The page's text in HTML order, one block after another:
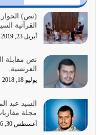
الغاية من الصلاة هو ذكر
{وَأَعِدُّوا لَهُمْ مَا…
أغسطس 2, 2026
السبب الرئيسي لشقاء
لحدود الله بالإضافات للدين
أغسطس 1, 2026
أبرز أسباب الشقاء هو
المتمثل في القرآن الكريم
يوليو 31, 2026
(نص) الحوار
القرآنية
أبريل 23, 2019
نص مقابلة
الفرنسية.
يوليو 18, 2018
السيد عبد
مجلة
أغسطس 30, 2016